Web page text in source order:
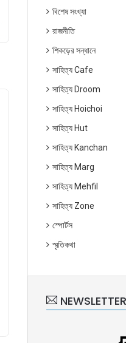
বিশেষ সংখ্যা
রাজনীতি
শিকড়ের সন্ধানে
সাহিত্য Cafe
সাহিত্য Droom
সাহিত্য Hoichoi
সাহিত্য Hut
সাহিত্য Kanchan
সাহিত্য Marg
সাহিত্য Mehfil
সাহিত্য Zone
স্পোর্টস
স্মৃতিকথা
NEWSLETTER